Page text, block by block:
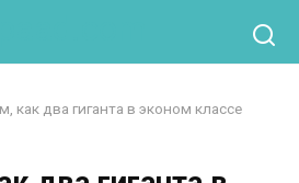
как два гиганта в эконом классе